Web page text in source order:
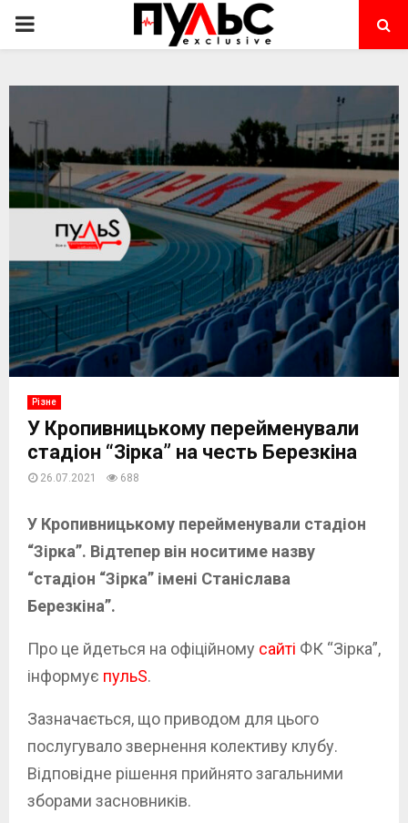
PRIMARY
Різне
У Кропивницькому перейменували
стадіон “Зірка” на честь Березкіна
26.07.2021 688
У Кропивницькому перейменували стадіон
“Зірка”. Відтепер він носитиме назву
“стадіон “Зірка” імені Станіслава
Березкіна”.
Про це йдеться на офіційному сайті ФК “Зірка”,
інформує пульS.
Зазначається, що приводом для цього
послугувало звернення колективу клубу.
Відповідне рішення прийнято загальними
зборами засновників.